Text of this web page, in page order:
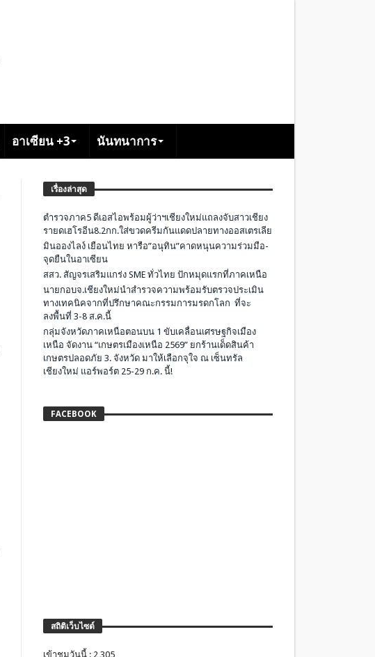
อาเซียน +3 นันทนาการ
เรื่องล่าสุด
ตำรวจภาค5 ดีเอสไอพร้อมผู้ว่าฯเชียงใหม่แถลงจับสาวเชียง
รายดเฮโรอีน8.2กก.ใส่ขวดครีมกันแดดปลายทางออสเตรเลีย
มินอองไลง์ เยือนไทย หารือ”อนุทิน”คาดหนุนความร่วมมือ-
จุดยืนในอาเซียน
สสว. สัญจรเสริมแกร่ง SME ทั่วไทย ปักหมุดแรกที่ภาคเหนือ
นายกอบจ.เชียงใหม่นำสำรวจความพร้อมรับตรวจประเมิน
ทางเทคนิคจากที่ปรึกษาคณะกรรมการมรดกโลก ที่จะ
ลงพื้นที่ 3-8 ส.ค.นี้
กลุ่มจังหวัดภาคเหนือตอนบน 1 ขับเคลื่อนเศรษฐกิจเมือง
เหนือ จัดงาน “เกษตรเมืองเหนือ 2569” ยกร้านเด็ดสินค้า
เกษตรปลอดภัย 3. จังหวัด มาให้เลือกจุใจ ณ เซ็นทรัล
เชียงใหม่ แอร์พอร์ต 25-29 ก.ค. นี้!
FACEBOOK
สถิติเว็บไซต์
เข้าชมวันนี้ : 2,305